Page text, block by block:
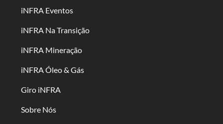
iNFRA Eventos
iNFRA Na Transição
iNFRA Mineração
iNFRA Óleo & Gás
Giro iNFRA
Sobre Nós